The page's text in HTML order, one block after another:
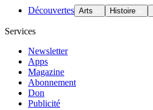
Découvertes Arts Histoire
Services
Newsletter
Apps
Magazine
Abonnement
Don
Publicité